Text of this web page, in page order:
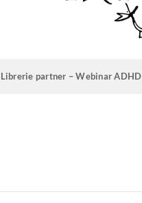
Librerie partner – Webinar ADHD